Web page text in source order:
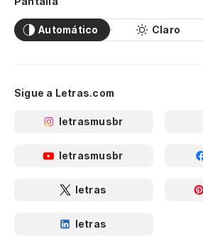
Automático Claro
Sigue a Letras.com
letrasmusbr
letrasmusbr
letras
letras